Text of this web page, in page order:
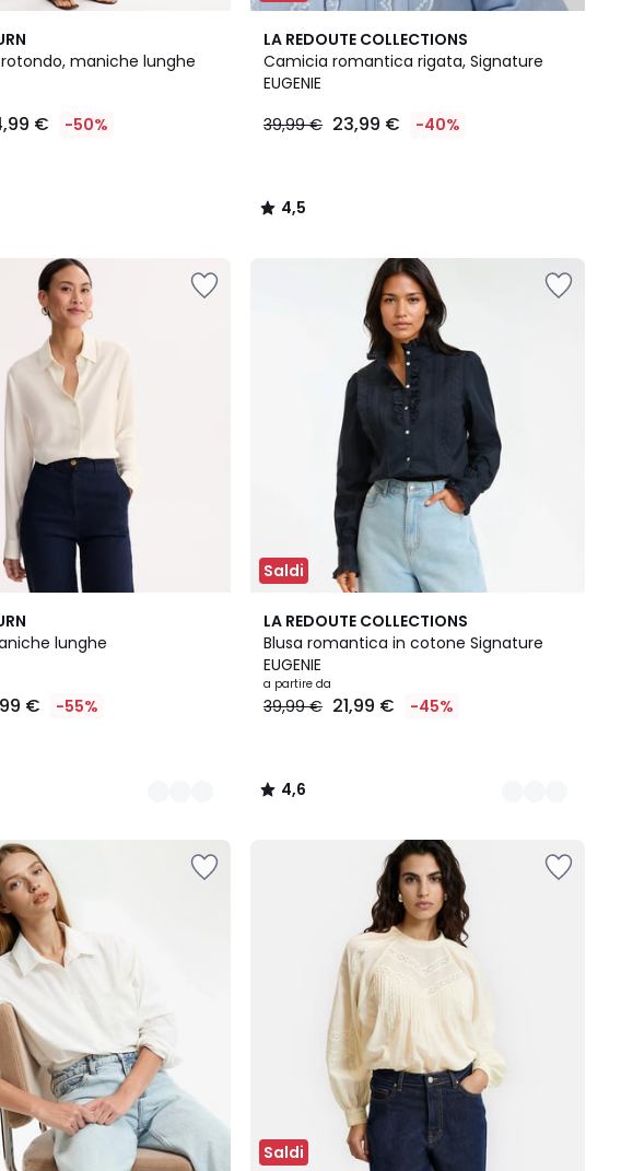
maniche lunghe
€ -50%
LA REDOUTE COLLECTIONS
Camicia romantica rigata, Signature
EUGENIE
39,99 € 23,99 € -40%
4,5
/ 5
4,5
/
lunghe
€ -55%
Saldi
LA REDOUTE COLLECTIONS
Blusa romantica in cotone Signature
EUGENIE
a partire da
39,99 € 21,99 € -45%
4,6
/ 5
2
Colori
4,6
/
Saldi